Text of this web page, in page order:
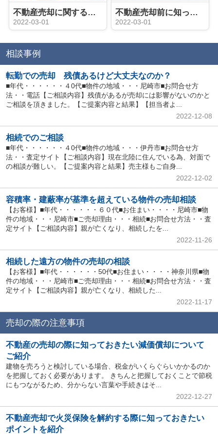
不動産売却に関する相談窓口を内容別にご紹介
2022-03-01
不動産売却前に知っておきたい2つの査定方法と依頼のポイントとは？
2022-03-01
相談事例
転勤での売却 残債あるけど大丈夫なのか？
■年代・・・・・・４0代■物件の地域・・・尼崎市■お問合せ方
法・・電話【ご相談内容】残債があるが売却には影響がないのかと
ご相談を頂きました。【ご提案内容と結果】【担当者よ...
2022-12-08
相続でのご相談
■年代・・・・・・４0代■物件の地域・・・伊丹市■お問合せ方
法・・査定サイト【ご相談内容】現在北陸に住んでいる為、対面で
の相談が難しい。【ご提案内容と結果】売主様もご自身...
2022-12-02
容積率・建蔽率が基準を超えている物件の売却相談
【お客様】■年代・・・・・・６０代■お住まい・・・・尼崎市■物
件の地域・・・尼崎市■ご売却理由・・・相続■お問合せ方法・・査
定サイト【ご相談内容】親が亡くなり、相続したを...
2022-11-26
相続した遠方の物件の売却の相談
【お客様】■年代・・・・・・50代■お住まい・・・・神奈川県■物
件の地域・・・尼崎市■ご売却理由・・・相続■お問合せ方法・・査
定サイト【ご相談内容】親が亡くなり、相続した...
2022-11-17
売却の際の注意事項
不動産の売却の際に知っておきたい減価償却について
ご紹介
建物を売ろうと検討している場合、税金がいくらぐらいかかるのか
を把握しておく必要があります。 きちんと把握しておくことで節税
にもつながるため、分からない言葉や手続きはそ...
2022-12-27
不動産売却で火災保険を解約する際に知っておきたい
ポイントを紹介